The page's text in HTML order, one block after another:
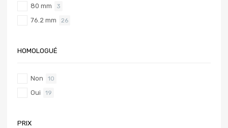
80 mm 3
76.2 mm 26
HOMOLOGUÉ
Non 10
Oui 19
PRIX